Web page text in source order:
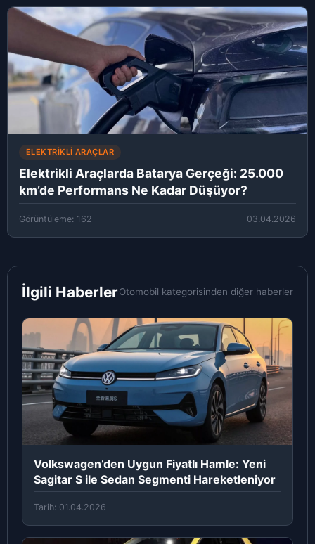
ELEKTRIKLI ARAÇLAR
Elektrikli Araçlarda Batarya Gerçeği: 25.000
km’de Performans Ne Kadar Düşüyor?
Görüntüleme: 162 03.04.2026
İlgili HaberlerOtomobil kategorisinden diğer haberler
Volkswagen’den Uygun Fiyatlı Hamle: Yeni
Sagitar S ile Sedan Segmenti Hareketleniyor
Tarih: 01.04.2026